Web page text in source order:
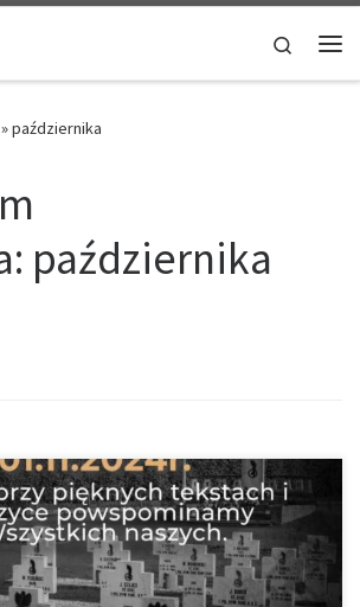
Search
»października
października
kogoś bliskiego i nie możecie odwiedzić
to nasz wieczór jest dedykowany dla tej
i dla Państwa. Najpierw zapalimy świeczki i